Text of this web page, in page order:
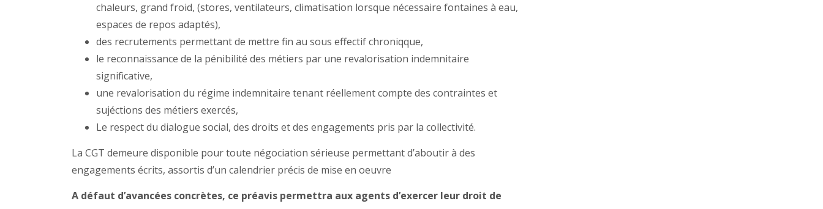
chaleurs, grand froid, (stores, ventilateurs, climatisation lorsque nécessaire fontaines à eau,
espaces de repos adaptés),
des recrutements permettant de mettre fin au sous effectif chroniqque,
le reconnaissance de la pénibilité des métiers par une revalorisation indemnitaire
significative,
une revalorisation du régime indemnitaire tenant réellement compte des contraintes et
sujéctions des métiers exercés,
Le respect du dialogue social, des droits et des engagements pris par la collectivité.
La CGT demeure disponible pour toute négociation sérieuse permettant d’aboutir à des
engagements écrits, assortis d’un calendrier précis de mise en oeuvre
A défaut d’avancées concrètes, ce préavis permettra aux agents d’exercer leur droit de